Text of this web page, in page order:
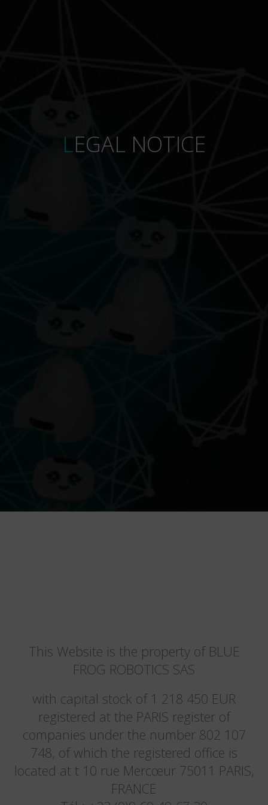
LEGAL NOTICE
This Website is the property of BLUE
FROG ROBOTICS SAS
with capital stock of 1 218 450 EUR
registered at the PARIS register of
companies under the number 802 107
748, of which the registered office is
located at t 10 rue Mercœur 75011 PARIS,
FRANCE